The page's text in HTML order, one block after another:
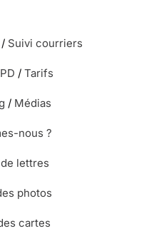
/ Suivi courriers
/ Tarifs
/ Médias
nous ?
lettres
photos
cartes